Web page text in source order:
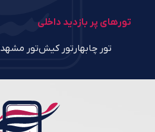
تورهای پر بازدید داخلی
تور چابهار تور کیشتور مشهد